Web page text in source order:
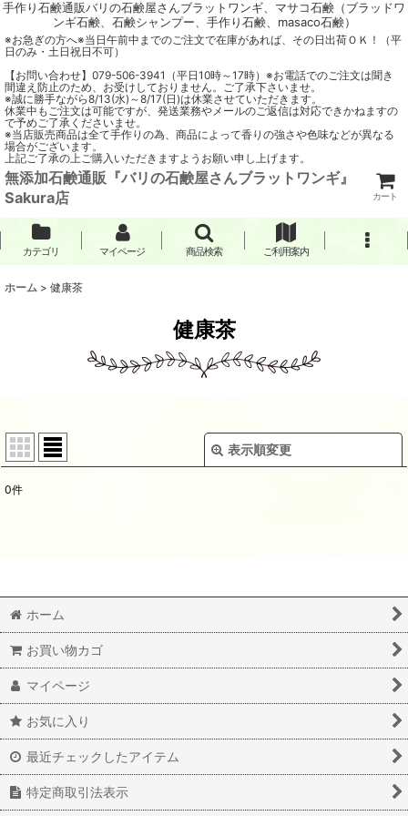
手作り石鹸通販バリの石鹸屋さんブラットワンギ、マサコ石鹸（ブラッドワ
ンギ石鹸、石鹸シャンプー、手作り石鹸、masaco石鹸）
※お急ぎの方へ※当日午前中までのご注文で在庫があれば、その日出荷ＯＫ！（平
日のみ・土日祝日不可）
【お問い合わせ】079-506-3941（平日10時～17時）※お電話でのご注文は聞き
間違え防止のため、お受けしておりません。ご了承下さいませ。
※誠に勝手ながら8/13(水)～8/17(日)は休業させていただきます。
休業中もご注文は可能ですが、発送業務やメールのご返信は対応できかねますの
で予めご了承くださいませ。
※当店販売商品は全て手作りの為、商品によって香りの強さや色味などが異なる
場合がございます。
上記ご了承の上ご購入いただきますようお願い申し上げます。
無添加石鹸通販『バリの石鹸屋さんブラットワンギ』
Sakura店
カート
カテゴリ マイページ 商品検索 ご利用案内
ホーム > 健康茶
健康茶
表示順変更
絞り込む
0件
ホーム
お買い物カゴ
マイページ
お気に入り
最近チェックしたアイテム
特定商取引法表示